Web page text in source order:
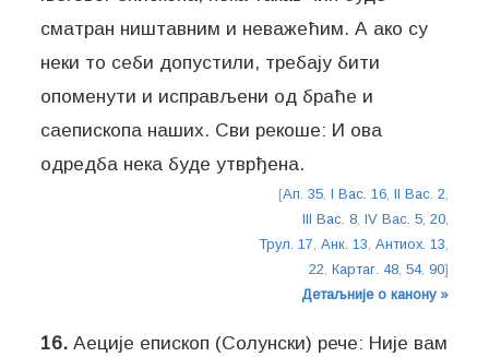
сматран ништавним и неважећим. А ако су
неки то себи допустили, требају бити
опоменути и исправљени од браће и
саепископа наших. Сви рекоше: И ова
одредба нека буде утврђена.
[Ап. 35, I Вас. 16, II Вас. 2,
III Вас. 8, IV Вас. 5, 20,
Трул. 17, Анк. 13, Антиох. 13,
22, Картаг. 48, 54, 90]
Детаљније о канону »
16. Аеције епископ (Солунски) рече: Није вам